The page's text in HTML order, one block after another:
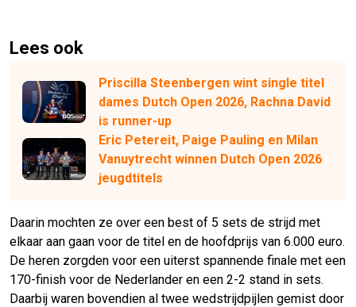
Lees ook
Priscilla Steenbergen wint single titel
dames Dutch Open 2026, Rachna David
is runner-up
Eric Petereit, Paige Pauling en Milan
Vanuytrecht winnen Dutch Open 2026
jeugdtitels
Daarin mochten ze over een best of 5 sets de strijd met
elkaar aan gaan voor de titel en de hoofdprijs van 6.000 euro.
De heren zorgden voor een uiterst spannende finale met een
170-finish voor de Nederlander en een 2-2 stand in sets.
Daarbij waren bovendien al twee wedstrijdpijlen gemist door